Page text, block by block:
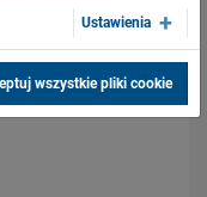
pomoce
PLK w
szkoły w
proces
Ustawienia
wszystkie pliki cookie